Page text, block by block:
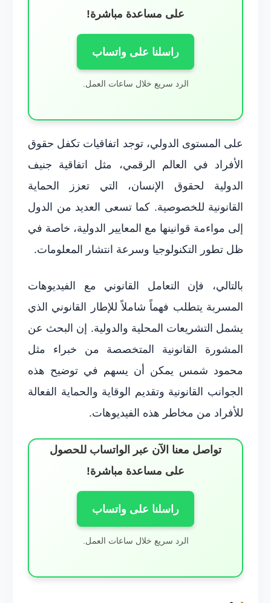
على مساعدة مباشرة!
راسلنا على واتساب
الرد سريع خلال ساعات العمل.
على المستوى الدولي، توجد اتفاقيات تكفل حقوق
الأفراد في العالم الرقمي، مثل اتفاقية جنيف
الدولية لحقوق الإنسان، التي تعزز الحماية
القانونية للخصوصية. كما تسعى العديد من الدول
إلى مواءمة قوانينها مع المعايير الدولية، خاصة في
ظل تطور التكنولوجيا وسرعة انتشار المعلومات.
بالتالي، فإن التعامل القانوني مع الفيديوهات
المسربة يتطلب فهماً شاملاً للإطار القانوني الذي
يشمل التشريعات المحلية والدولية. إن البحث عن
المشورة القانونية المتخصصة من خبراء مثل
محمود شمس يمكن أن يسهم في توضيح هذه
الجوانب القانونية وتقديم الوقاية والحماية الفعالة
للأفراد من مخاطر هذه الفيديوهات.
تواصل معنا الآن عبر الواتساب للحصول
على مساعدة مباشرة!
راسلنا على واتساب
الرد سريع خلال ساعات العمل.